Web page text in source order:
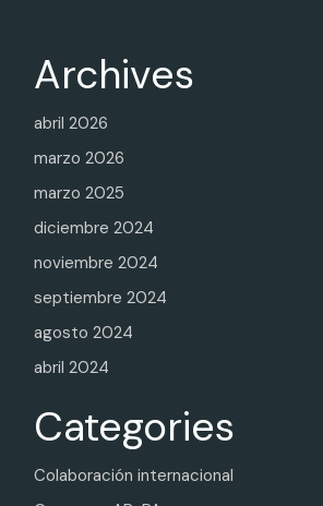
Archives
abril 2026
marzo 2026
marzo 2025
diciembre 2024
noviembre 2024
septiembre 2024
agosto 2024
abril 2024
Categories
Colaboración internacional